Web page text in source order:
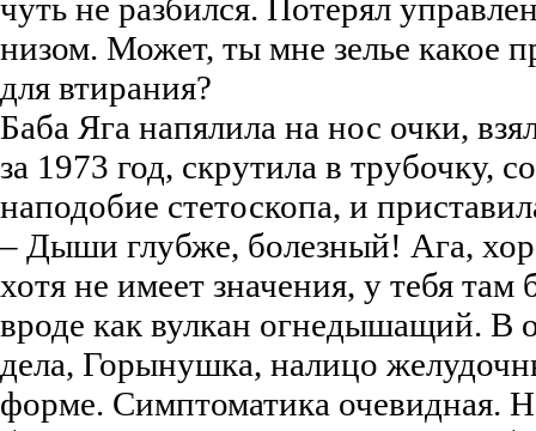
чуть не разбился. Потерял
низом. Может, ты мне зелье какое
для втирания?
Баба Яга напялила на нос очки,
за 1973 год, скрутила в трубочку,
наподобие стетоскопа, и
– Дыши глубже, болезный! Ага,
хотя не имеет значения, у тебя там
вроде как вулкан огнедышащий. В
дела, Горынушка, налицо
форме. Симптоматика очевидная.